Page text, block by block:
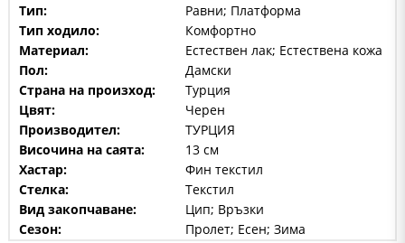
Тип:
Равни; Платформа
Тип ходило:
Комфортно
Материал:
Естествен лак; Естествена кожа
Пол:
Дамски
Страна на произход:
Турция
Цвят:
Черен
Производител:
ТУРЦИЯ
Височина на саята:
13 см
Хастар:
Фин текстил
Стелка:
Текстил
Вид закопчаване:
Цип; Връзки
Сезон:
Пролет; Есен; Зима